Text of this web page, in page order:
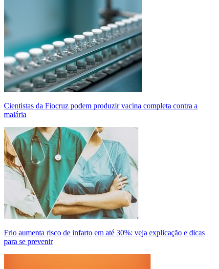
Cientistas da Fiocruz podem produzir vacina completa contra a
malária
Frio aumenta risco de infarto em até 30%: veja explicação e dicas
para se prevenir